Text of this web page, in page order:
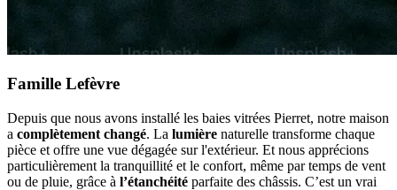
Famille Lefèvre
Depuis que nous avons installé les baies vitrées Pierret, notre maison
a complètement changé. La lumière naturelle transforme chaque
pièce et offre une vue dégagée sur l'extérieur. Et nous apprécions
particulièrement la tranquillité et le confort, même par temps de vent
ou de pluie, grâce à l’étanchéité parfaite des châssis. C’est un vrai